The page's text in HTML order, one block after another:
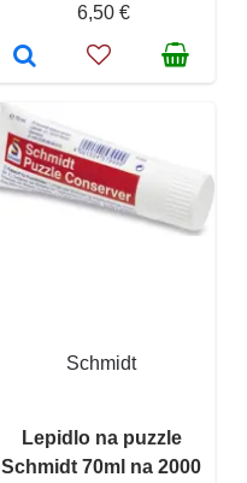
6,50 €
Schmidt
Lepidlo na puzzle
Schmidt 70ml na 2000